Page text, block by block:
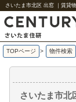
さいたま市北区 出窓 ｜賃貸
TOPページ > 物件検索
さいたま市北